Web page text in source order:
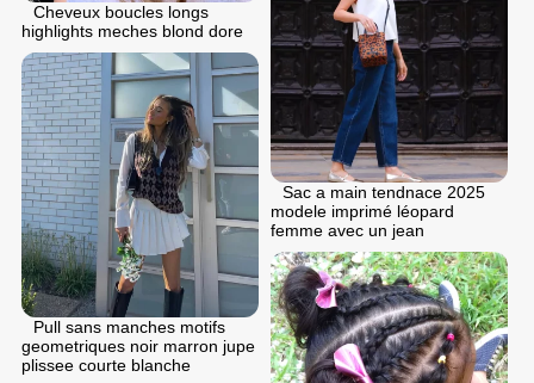
Cheveux boucles longs
highlights meches blond dore
Sac a main tendnace 2025
modele imprimé léopard
femme avec un jean
Pull sans manches motifs
geometriques noir marron jupe
plissee courte blanche